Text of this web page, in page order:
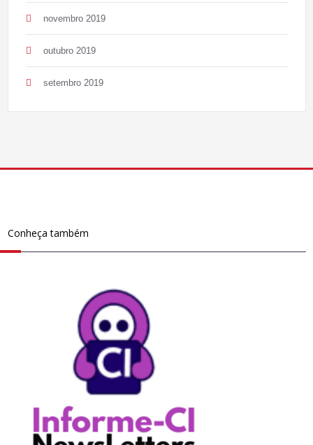
novembro 2019
outubro 2019
setembro 2019
Conheça também